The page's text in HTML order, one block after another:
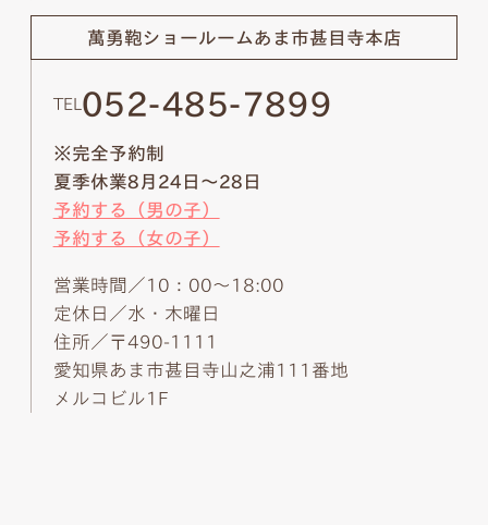
萬勇鞄ショールームあま市甚目寺本店
TEL 052-485-7899
※完全予約制
夏季休業8月24日～28日
予約する（男の子）
予約する（女の子）
営業時間／10：00～18:00
定休日／水・木曜日
住所／〒490-1111
愛知県あま市甚目寺山之浦111番地
メルコビル1F